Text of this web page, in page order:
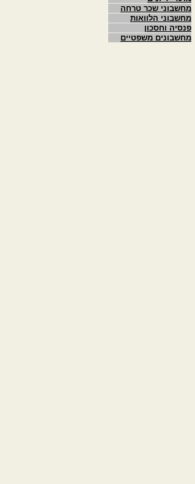
מחשבוני שכר טרחה
מחשבוני הלוואות
פנסיה וחסכון
מחשבונים משפטיים